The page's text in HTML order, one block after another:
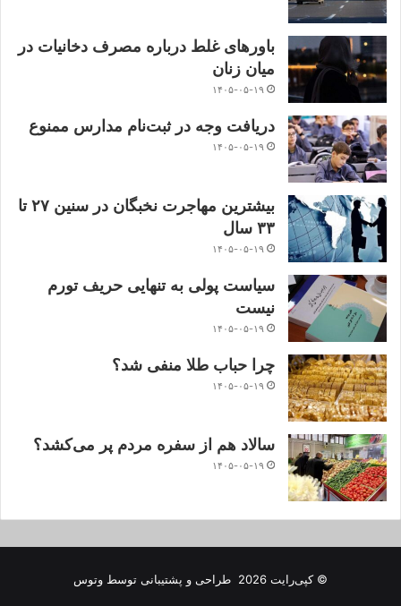
باورهای غلط درباره مصرف دخانیات در
میان زنان
۱۴۰۵-۰۵-۱۹
دریافت وجه در ثبت‌نام مدارس ممنوع
۱۴۰۵-۰۵-۱۹
بیشترین مهاجرت نخبگان در سنین ۲۷ تا
۳۳ سال
۱۴۰۵-۰۵-۱۹
سیاست پولی به تنهایی حریف تورم
نیست
۱۴۰۵-۰۵-۱۹
چرا حباب طلا منفی شد؟
۱۴۰۵-۰۵-۱۹
سالاد هم از سفره مردم پر می‌کشد؟
۱۴۰۵-۰۵-۱۹
© کپی‌رایت 2026 طراحی و پشتیبانی توسط وتوس